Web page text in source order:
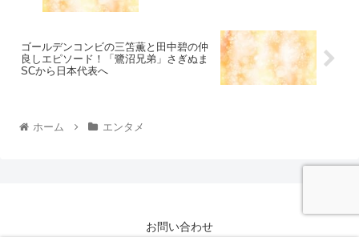
ゴールデンコンビの三笘薫と田中碧の仲
良しエピソード！「鷺沼兄弟」さぎぬま
SCから日本代表へ
ホーム エンタメ
お問い合わせ